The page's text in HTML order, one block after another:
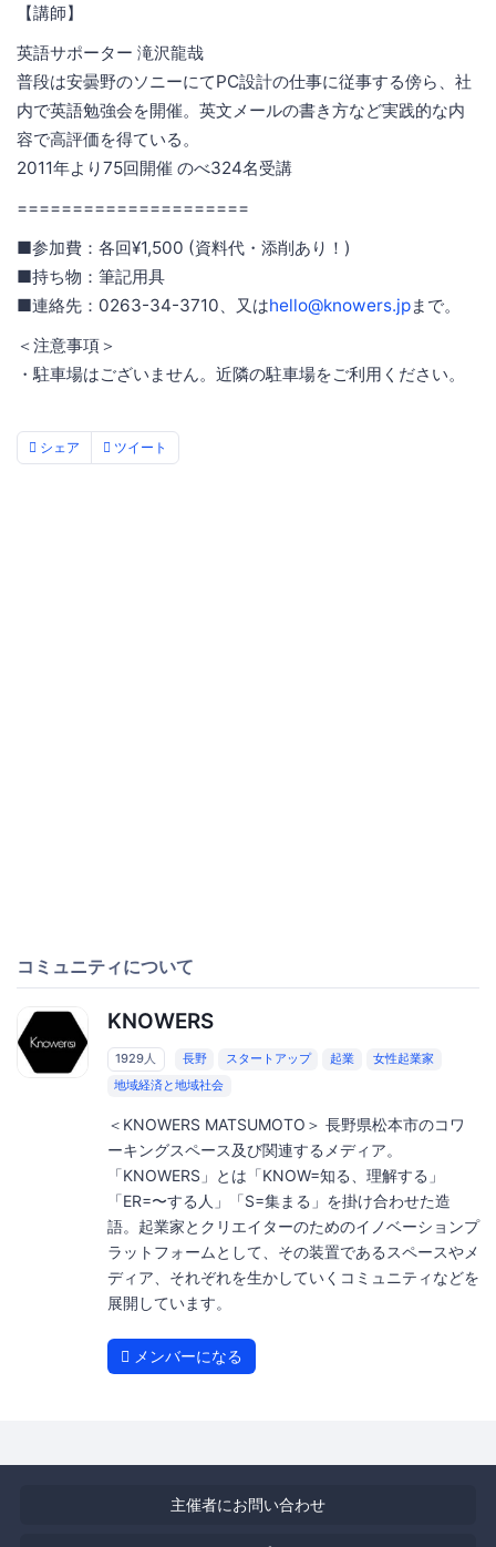
【講師】
英語サポーター 滝沢龍哉
普段は安曇野のソニーにてPC設計の仕事に従事する傍ら、社
内で英語勉強会を開催。英文メールの書き方など実践的な内
容で高評価を得ている。
2011年より75回開催 のべ324名受講
=====================
■参加費：各回¥1,500 (資料代・添削あり！)
■持ち物：筆記用具
■連絡先：0263-34-3710、又はhello@knowers.jpまで。
＜注意事項＞
・駐車場はございません。近隣の駐車場をご利用ください。
シェア ツイート
コミュニティについて
KNOWERS
1929人 長野 スタートアップ 起業
女性起業家
地域経済と地域社会
＜KNOWERS MATSUMOTO＞ 長野県松本市のコワ
ーキングスペース及び関連するメディア。
「KNOWERS」とは「KNOW=知る、理解する」
「ER=〜する人」「S=集まる」を掛け合わせた造
語。起業家とクリエイターのためのイノベーションプ
ラットフォームとして、その装置であるスペースやメ
ディア、それぞれを生かしていくコミュニティなどを
展開しています。
メンバーになる
主催者にお問い合わせ